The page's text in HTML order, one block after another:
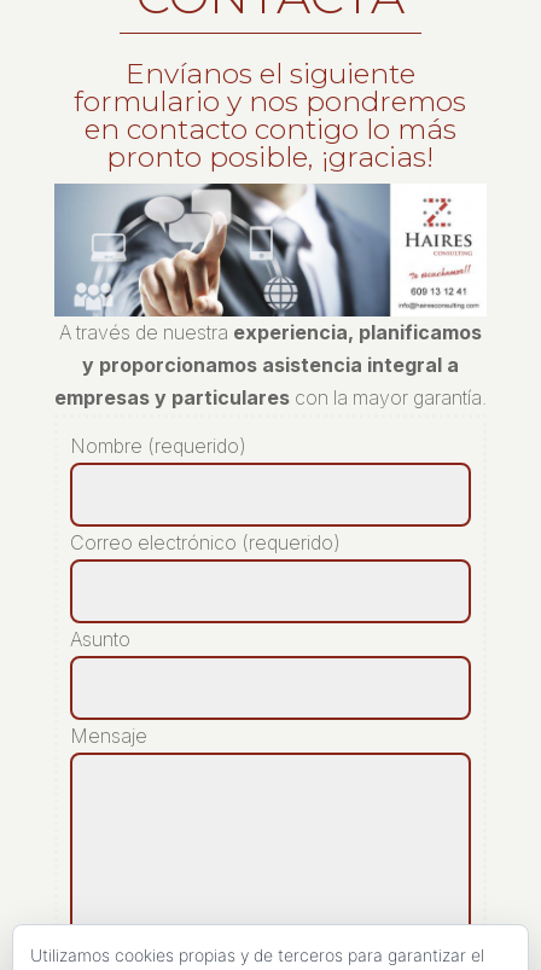
Envíanos el siguiente
formulario y nos pondremos
en contacto contigo lo más
pronto posible, ¡gracias!
A través de nuestra experiencia, planificamos
y proporcionamos asistencia integral a
empresas y particularescon la mayor garantía.
Nombre (requerido)
Correo electrónico (requerido)
Asunto
Mensaje
Utilizamos cookies propias y de terceros para garantizar el